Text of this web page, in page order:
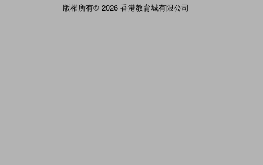
版權所有© 2026 香港教育城有限公司